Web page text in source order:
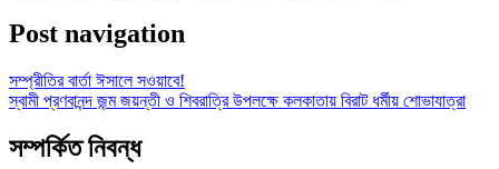
Post navigation
সম্প্রীতির বার্তা ঈসালে সওয়াবে!
স্বামী প্রণবানন্দ জন্ম জয়ন্তী ও শিবরাত্রি উপলক্ষে কলকাতায় বিরাট ধর্মীয় শোভাযাত্রা
সম্পর্কিত নিবন্ধ